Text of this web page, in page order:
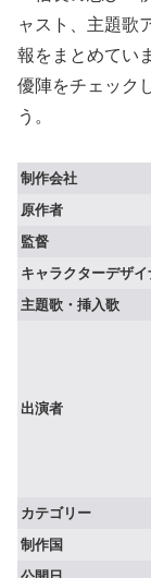
ャスト、主題歌
報をまとめてい
優陣をチェック
う。
制作会社
原作者
監督
キャラクターデザイ
主題歌・挿入歌
出演者
カテゴリー
制作国